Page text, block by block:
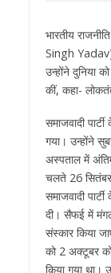
भारतीय
Singh
उन्होंने दुनिया
कीं, कहा-
समाजवादी
गया। उन्होंने
अस्पताल में
चलते 26
समाजवादी
दी। सैफई में
संस्कार किया
को 2 अक्टूबर
किया गया था।